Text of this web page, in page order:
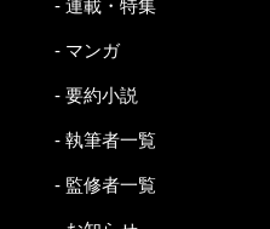
- 連載・特集
- マンガ
- 要約小説
- 執筆者一覧
- 監修者一覧